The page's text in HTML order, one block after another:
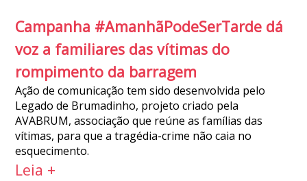
Campanha #AmanhãPodeSerTarde dá
voz a familiares das vítimas do
rompimento da barragem
Ação de comunicação tem sido desenvolvida pelo
Legado de Brumadinho, projeto criado pela
AVABRUM, associação que reúne as famílias das
vítimas, para que a tragédia-crime não caia no
esquecimento.
Leia +